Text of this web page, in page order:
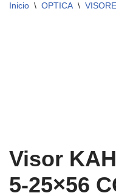
Inicio \ OPTICA \
Visor
5-25×56